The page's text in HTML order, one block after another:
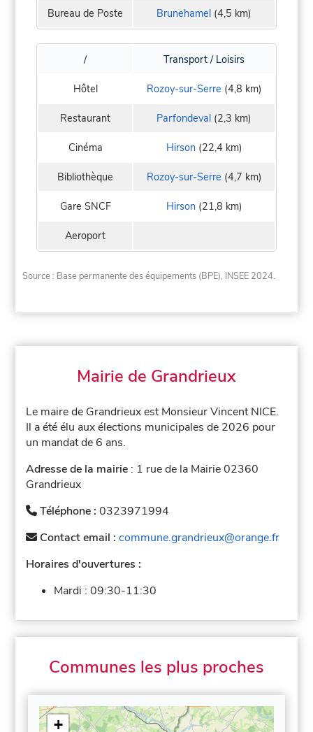
Bureau de Poste Brunehamel (4,5 km)
/ Transport / Loisirs
Hôtel Rozoy-sur-Serre (4,8 km)
Restaurant Parfondeval (2,3 km)
Cinéma Hirson(22,4 km)
Bibliothèque Rozoy-sur-Serre (4,7 km)
Gare SNCF Hirson(21,8 km)
Aeroport
Source : Base permanente des équipements (BPE), INSEE 2024.
Mairie de Grandrieux
Le maire de Grandrieux est Monsieur Vincent NICE.
Il a été élu aux élections municipales de 2026 pour
un mandat de 6 ans.
Adresse de la mairie : 1 rue de la Mairie 02360
Grandrieux
Téléphone :0323971994
Contact email :commune.grandrieux@orange.fr
Horaires d'ouvertures :
Mardi :09:30-11:30
Communes les plus proches
+